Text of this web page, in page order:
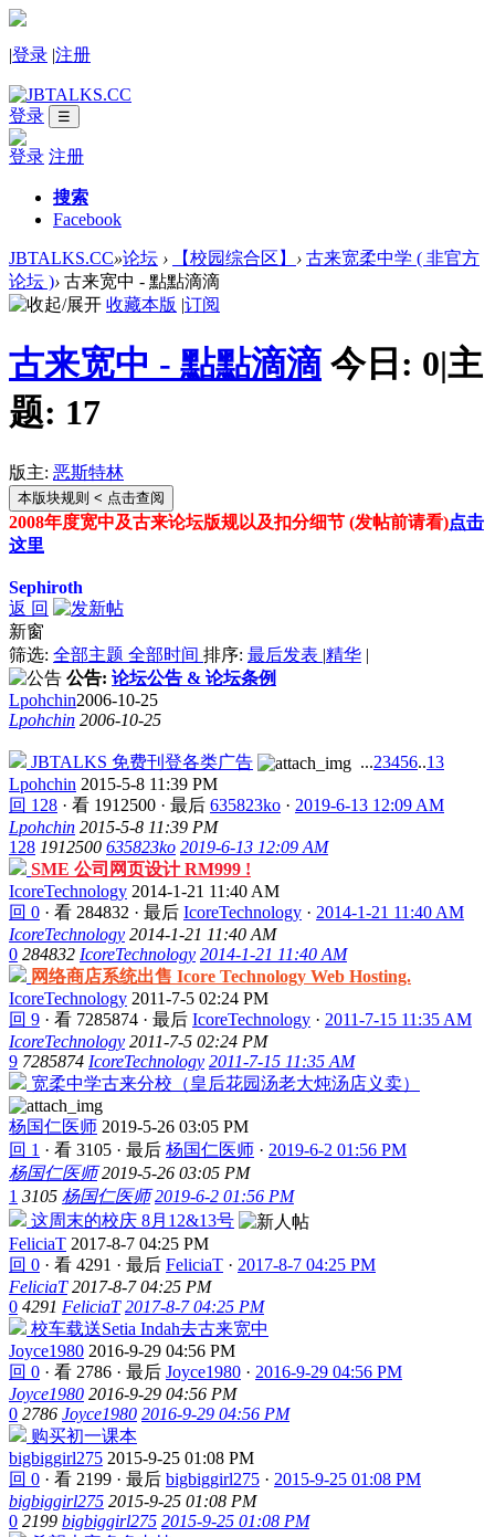
|登录 |注册
登录 ☰
登录 注册
搜索
Facebook
JBTALKS.CC»论坛 › 【校园综合区】 › 古来宽柔中学 ( 非官方
论坛 )› 古来宽中 - 點點滴滴
收藏本版 |订阅
古来宽中 - 點點滴滴 今日: 0|主
题: 17
版主: 恶斯特林
本版块规则 < 点击查阅
2008年度宽中及古来论坛版规以及扣分细节 (发帖前请看)点击
这里
Sephiroth
返 回
新窗
筛选: 全部主题 全部时间 排序: 最后发表 |精华 |
公告: 论坛公告 & 论坛条例
Lpohchin2006-10-25
Lpohchin 2006-10-25
JBTALKS 免费刊登各类广告 ...23456..13
Lpohchin 2015-5-8 11:39 PM
回 128 · 看 1912500 · 最后 635823ko · 2019-6-13 12:09 AM
Lpohchin 2015-5-8 11:39 PM
128 1912500 635823ko 2019-6-13 12:09 AM
SME 公司网页设计 RM999 !
IcoreTechnology 2014-1-21 11:40 AM
回 0 · 看 284832 · 最后 IcoreTechnology · 2014-1-21 11:40 AM
IcoreTechnology 2014-1-21 11:40 AM
0 284832 IcoreTechnology 2014-1-21 11:40 AM
网络商店系统出售 Icore Technology Web Hosting.
IcoreTechnology 2011-7-5 02:24 PM
回 9 · 看 7285874 · 最后 IcoreTechnology · 2011-7-15 11:35 AM
IcoreTechnology 2011-7-5 02:24 PM
9 7285874 IcoreTechnology 2011-7-15 11:35 AM
宽柔中学古来分校（皇后花园汤老大炖汤店义卖）
杨国仁医师 2019-5-26 03:05 PM
回 1 · 看 3105 · 最后 杨国仁医师 · 2019-6-2 01:56 PM
杨国仁医师 2019-5-26 03:05 PM
1 3105 杨国仁医师 2019-6-2 01:56 PM
这周末的校庆 8月12&13号
FeliciaT 2017-8-7 04:25 PM
回 0 · 看 4291 · 最后 FeliciaT · 2017-8-7 04:25 PM
FeliciaT 2017-8-7 04:25 PM
0 4291 FeliciaT 2017-8-7 04:25 PM
校车载送Setia Indah去古来宽中
Joyce1980 2016-9-29 04:56 PM
回 0 · 看 2786 · 最后 Joyce1980 · 2016-9-29 04:56 PM
Joyce1980 2016-9-29 04:56 PM
0 2786 Joyce1980 2016-9-29 04:56 PM
购买初一课本
bigbiggirl275 2015-9-25 01:08 PM
回 0 · 看 2199 · 最后 bigbiggirl275 · 2015-9-25 01:08 PM
bigbiggirl275 2015-9-25 01:08 PM
0 2199 bigbiggirl275 2015-9-25 01:08 PM